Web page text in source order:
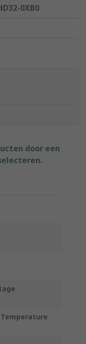
0XB0
door een